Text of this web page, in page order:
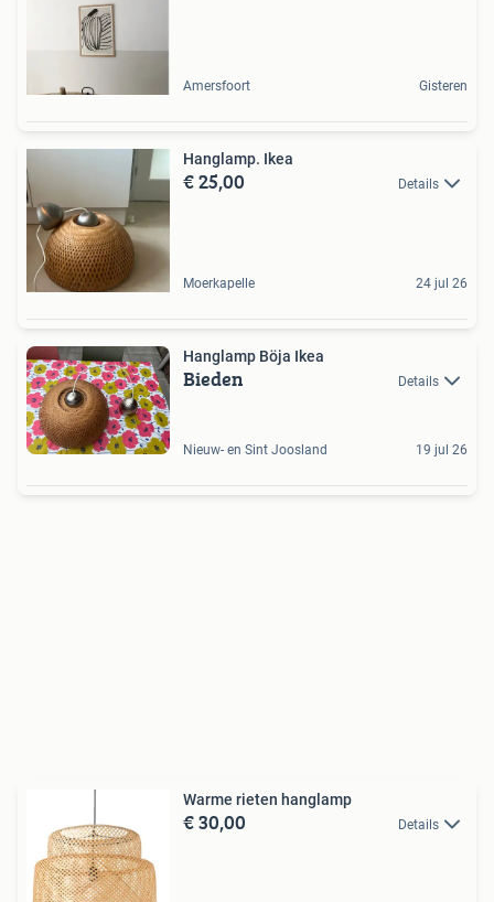
Amersfoort Gisteren
Hanglamp. Ikea
€ 25,00 Details
Moerkapelle 24 jul 26
Hanglamp Böja Ikea
Bieden Details
Nieuw- en Sint Joosland 19 jul 26
Warme rieten hanglamp
€ 30,00 Details